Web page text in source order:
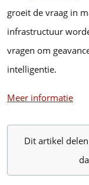
groeit de vraag in
infrastructuur
vragen om
intelligentie.
Meer informatie
Dit artikel